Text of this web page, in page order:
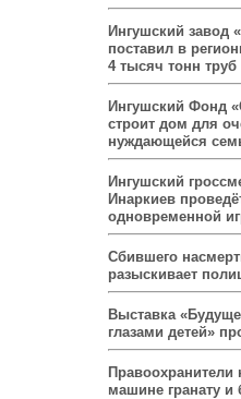
Ингушский завод
поставил в
4 тысяч тонн труб
Ингушский Фонд
строит дом для
нуждающейся
Ингушский
Инаркиев
одновременной
Сбившего
разыскивает
Выставка
глазами детей»
Правоохранители
машине гранату и